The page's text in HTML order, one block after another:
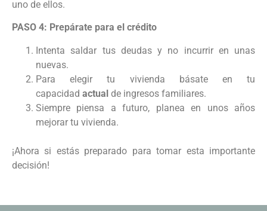
uno de ellos.
PASO 4: Prepárate para el crédito
Intenta saldar tus deudas y no incurrir en unas
nuevas.
Para elegir tu vivienda básate en tu
capacidad actual de ingresos familiares.
Siempre piensa a futuro, planea en unos años
mejorar tu vivienda.
¡Ahora si estás preparado para tomar esta importante
decisión!